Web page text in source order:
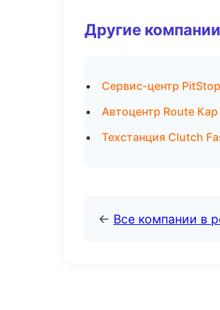
Другие компании
Сервис-центр
Автоцентр Route
Техстанция Clutch
← Все компании в